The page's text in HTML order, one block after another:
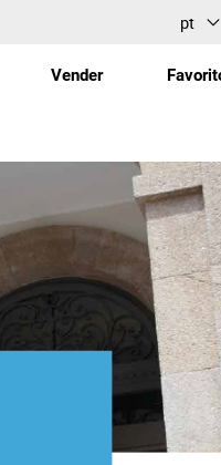
pt
Vender